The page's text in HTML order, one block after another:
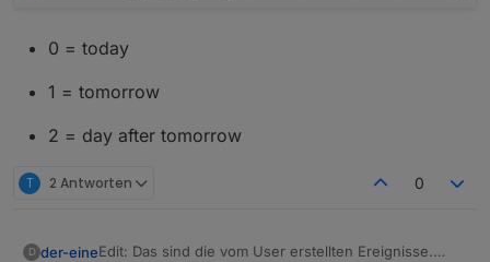
0 = today
1 = tomorrow
2 = day after tomorrow
T 2 Antworten 0
D der-eineEdit: Das sind die vom User erstellten Ereignisse.